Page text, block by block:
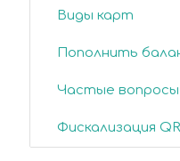
Виды карт
Пополнить
Частые вопросы
Фискализация QR